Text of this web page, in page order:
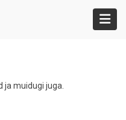
ja muidugi juga.